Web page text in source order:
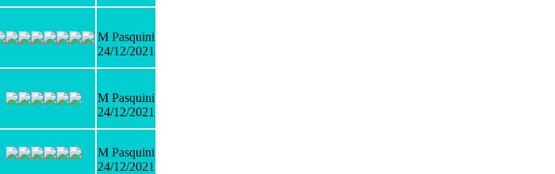
M Pasquini
24/12/2021
M Pasquini
24/12/2021
M Pasquini
24/12/2021